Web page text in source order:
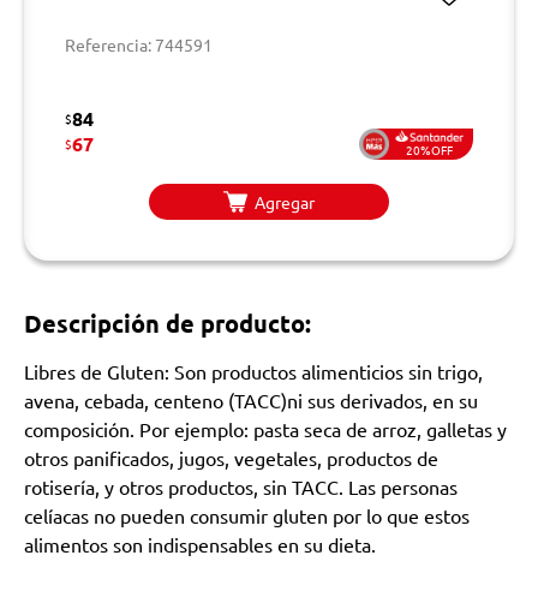
Referencia: 744591
$84
$67 20%OFF
Agregar
Descripción de producto:
Libres de Gluten: Son productos alimenticios sin trigo,
avena, cebada, centeno (TACC)ni sus derivados, en su
composición. Por ejemplo: pasta seca de arroz, galletas y
otros panificados, jugos, vegetales, productos de
rotisería, y otros productos, sin TACC. Las personas
celíacas no pueden consumir gluten por lo que estos
alimentos son indispensables en su dieta.